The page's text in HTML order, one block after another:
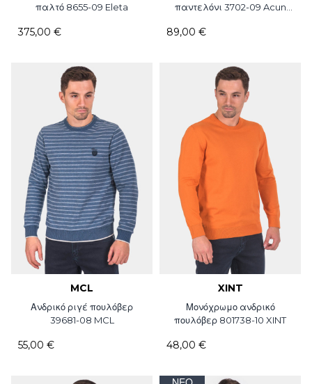
παλτό 8655-09 Eleta
375,00 €
παντελόνι 3702-09 Acun
89,00 €
MCL
Ανδρικό ριγέ πουλόβερ
39681-08 MCL
55,00 €
XINT
Μονόχρωμο ανδρικό
πουλόβερ 801738-10 XINT
48,00 €